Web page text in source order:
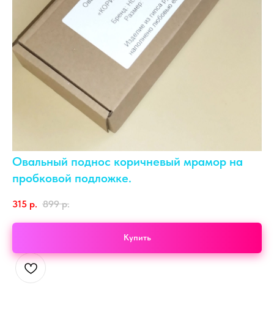
Овальный поднос коричневый мрамор на
пробковой подложке.
315 р. 899 р.
Купить